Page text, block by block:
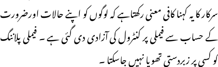
سرکار کا یہ کہنا کافی معنی رکھتاہے کہ لوگوں کو اپنے حالات اورضرورت
کے حساب سے فیملی پر کنٹرول کی آزادی دی گئی ہے ۔ فیملی پلاننگ
کو کسی پر زبردستی تھوپا نہیں جاسکتا ۔